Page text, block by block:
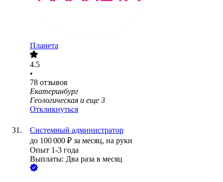
Планета
4.5
•
78 отзывов
Екатеринбург
Геологическая и еще 3
Откликнуться
Системный администратор
до 100 000 ₽ за месяц, на руки
Опыт 1-3 года
Выплаты: Два раза в месяц